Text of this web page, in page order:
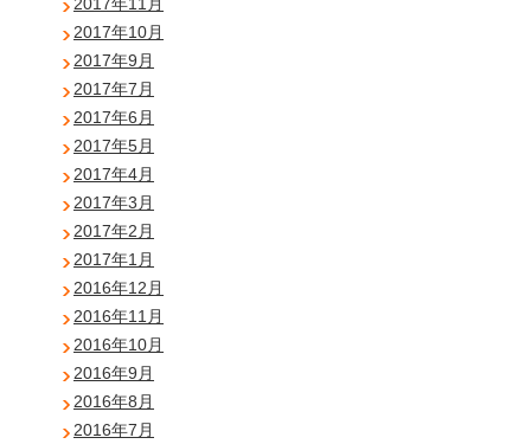
2017年11月
2017年10月
2017年9月
2017年7月
2017年6月
2017年5月
2017年4月
2017年3月
2017年2月
2017年1月
2016年12月
2016年11月
2016年10月
2016年9月
2016年8月
2016年7月